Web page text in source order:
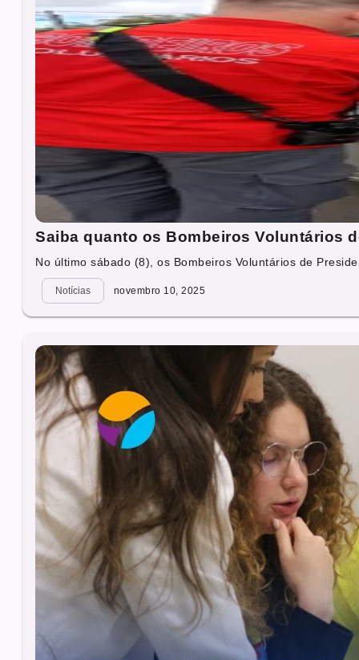
Saiba quanto os Bombeiros Voluntários
No último sábado (8), os Bombeiros Voluntários de
Notícias novembro 10, 2025